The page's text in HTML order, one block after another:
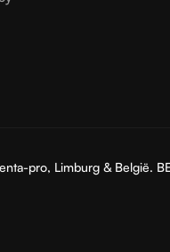
pro, Limburg & België.